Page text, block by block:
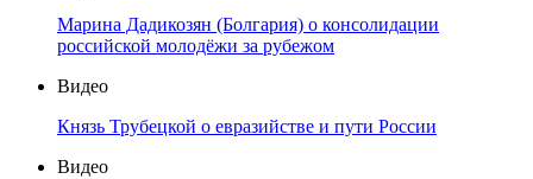
Марина Дадикозян (Болгария) о консолидации
российской молодёжи за рубежом
Видео
Князь Трубецкой о евразийстве и пути России
Видео